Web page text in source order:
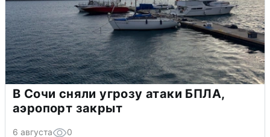
В Сочи сняли угрозу атаки БПЛА,
аэропорт закрыт
6 августа 0